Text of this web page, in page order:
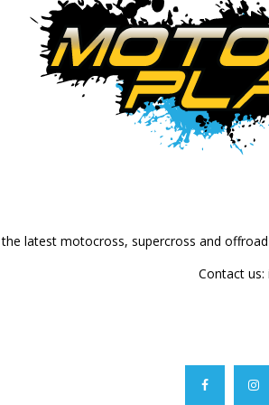
the latest motocross, supercross and
Contact us: